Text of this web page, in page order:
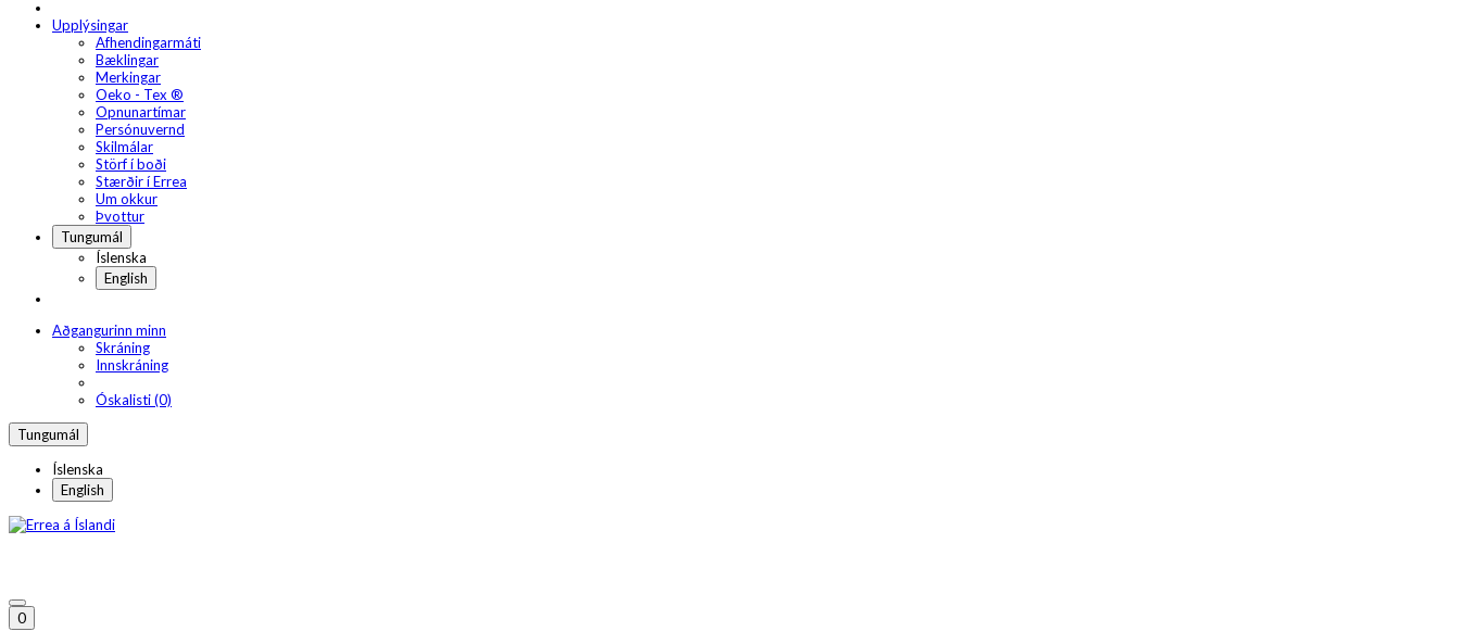
Upplýsingar
Afhendingarmáti
Bæklingar
Merkingar
Oeko - Tex ®
Opnunartímar
Persónuvernd
Skilmálar
Störf í boði
Stærðir í Errea
Um okkur
Þvottur
Tungumál
Íslenska
English
Aðgangurinn minn
Skráning
Innskráning
Óskalisti (0)
Tungumál
Íslenska
English
0